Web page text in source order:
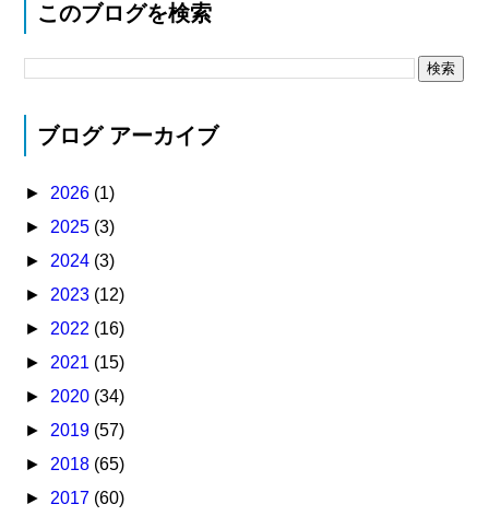
このブログを検索
ブログ アーカイブ
► 2026 (1)
► 2025 (3)
► 2024 (3)
► 2023 (12)
► 2022 (16)
► 2021 (15)
► 2020 (34)
► 2019 (57)
► 2018 (65)
► 2017 (60)